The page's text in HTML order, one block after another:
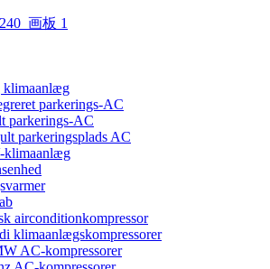
klimaanlæg
parkerings-AC
parkerings-AC
parkeringsplads AC
klimaanlæg
airconditionkompressor
klimaanlægskompressorer
AC-kompressorer